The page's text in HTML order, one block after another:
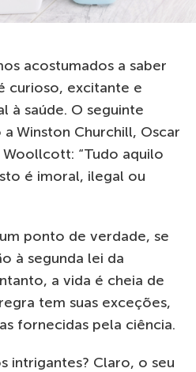
acostumados a saber
curioso, excitante e
à saúde. O seguinte
Winston Churchill, Oscar
“Tudo aquilo
é imoral, ilegal ou
ponto de verdade, se
à segunda lei da
a vida é cheia de
tem suas exceções,
fornecidas pela ciência.
intrigantes? Claro, o seu